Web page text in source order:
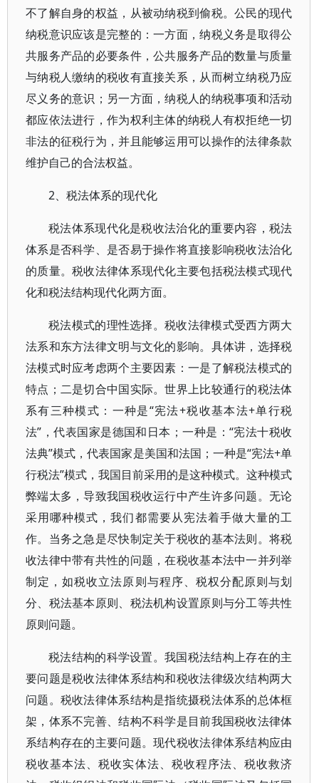
不了解自身的权益，从被动纳税到偷税。公民的现代
纳税意识应该是完整的：一方面，纳税义务是取得公
共服务产品的必要条件，公共服务产品的数量与质量
与纳税人缴纳的税收有直接关系，从而树立纳税乃应
尽义务的意识；另一方面，纳税人的纳税事项和活动
都应依法进行，作为权利主体的纳税人有权拒绝一切
非法的征税行为，并且能够运用可以操作的法律条款
维护自己的合法权益。
2、税法体系的现代化
税法体系现代化是税收法治化的重要内容，税法
体系是否科学、是否易于操作将直接影响税收法治化
的质量。税收法律体系现代化主要包括税法模式现代
化和税法结构现代化两方面。
税法模式的理性选择。税收法律模式受西方两大
法系和东方法律文明与文化的影响。具体讲，选择税
法模式时应考虑两个主要因素：一是了解税法模式的
特点；二是切合中国实际。世界上比较通行的税法体
系有三种模式：一种是“宪法+税收基本法+单行税
法”，代表国家是德国和日本；一种是：“宪法十税收
法典”模式，代表国家是美国和法国；一种是“宪法+单
行税法”模式，我国目前采用的是这种模式。这种模式
弊端太多，导致我国税收运行中产生许多问题。无论
采用哪种模式，我们都需要从宪法着手做大量的工
作。当务之急是尽快制定关于税收的基本法则。将税
收法律中带有共性的问题，在税收基本法中一并列举
制定，如税收立法原则与程序、税权分配原则与划
分、税法基本原则、税法机构设置原则与分工等共性
原则问题。
税法结构的科学设置。我国税法结构上存在的主
要问题是税收法律体系结构和税收法律级次结构两大
问题。税收法律体系结构是指统摄税法体系的总体框
架，体系不完善、结构不科学是目前我国税收法律体
系结构存在的主要问题。现代税收法律体系结构应由
税收基本法、税收实体法、税收程序法、税收救济